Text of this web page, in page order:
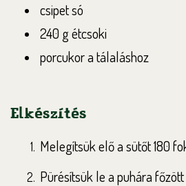
csipet só
240 g étcsoki
porcukor a tálaláshoz
Elkészítés
Melegítsük elő a sütőt 180
Pürésítsük le a puhára